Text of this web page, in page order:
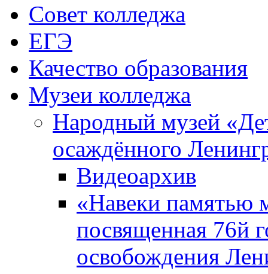
Совет колледжа
ЕГЭ
Качество образования
Музеи колледжа
Народный музей
осаждённого
Видеоархив
«Навеки памятью
посвященная 76й
освобождения